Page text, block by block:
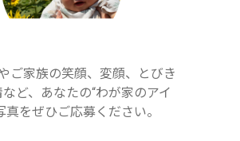
ご家族の笑顔、変顔、とびき
など、あなたの“わが家のアイ
真をぜひご応募ください。